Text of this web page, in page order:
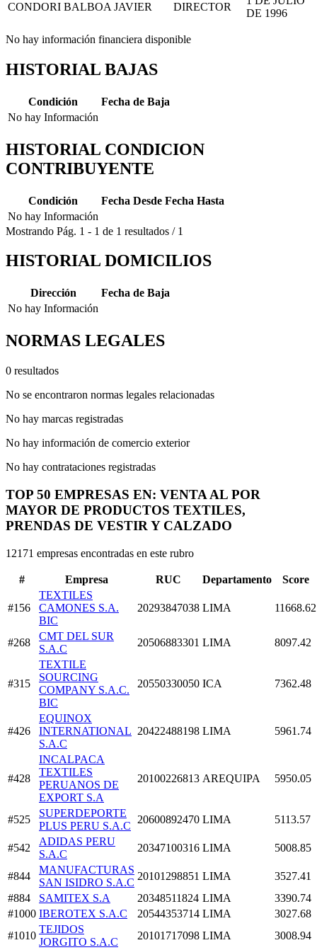
CONDORI BALBOA JAVIER DIRECTOR
DE 1996
No hay información financiera disponible
HISTORIAL BAJAS
Condición
Fecha de Baja
No hay Información
HISTORIAL CONDICION
CONTRIBUYENTE
Condición Fecha Desde Fecha Hasta
No hay Información
Mostrando Pág. 1 - 1 de 1 resultados / 1
HISTORIAL DOMICILIOS
Dirección
Fecha de Baja
No hay Información
NORMAS LEGALES
0 resultados
No se encontraron normas legales relacionadas
No hay marcas registradas
No hay información de comercio exterior
No hay contrataciones registradas
TOP 50 EMPRESAS EN: VENTA AL POR
MAYOR DE PRODUCTOS TEXTILES,
PRENDAS DE VESTIR Y CALZADO
12171 empresas encontradas en este rubro
# Empresa RUC Departamento Score
#156
TEXTILES
CAMONES S.A.
BIC
20293847038 LIMA 11668.62
#268
CMT DEL SUR
S.A.C
20506883301 LIMA 8097.42
#315
TEXTILE
SOURCING
COMPANY S.A.C.
BIC
20550330050 ICA 7362.48
#426
EQUINOX
INTERNATIONAL
S.A.C
20422488198 LIMA 5961.74
#428
INCALPACA
TEXTILES
PERUANOS DE
EXPORT S.A
20100226813 AREQUIPA 5950.05
#525
SUPERDEPORTE
PLUS PERU S.A.C
20600892470 LIMA 5113.57
#542
ADIDAS PERU
S.A.C
20347100316 LIMA 5008.85
#844
MANUFACTURAS
SAN ISIDRO S.A.C
20101298851 LIMA
3527.41
#884
SAMITEX S.A 20348511824 LIMA
3390.74
#1000 IBEROTEX S.A.C 20544353714 LIMA
3027.68
#1010
TEJIDOS
JORGITO S.A.C
20101717098 LIMA 3008.94